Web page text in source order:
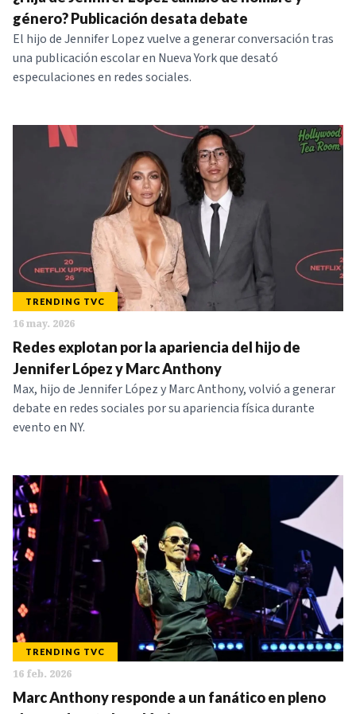
NOTICIAS
SERIES
género? Publicación desata debate
El hijo de Jennifer Lopez vuelve a generar conversación tras
una publicación escolar en Nueva York que desató
especulaciones en redes sociales.
TRENDING TVC
16 may. 2026
Redes explotan por la apariencia del hijo de
Jennifer López y Marc Anthony
Max, hijo de Jennifer López y Marc Anthony, volvió a generar
debate en redes sociales por su apariencia física durante
evento en NY.
TRENDING TVC
16 feb. 2026
Marc Anthony responde a un fanático en pleno